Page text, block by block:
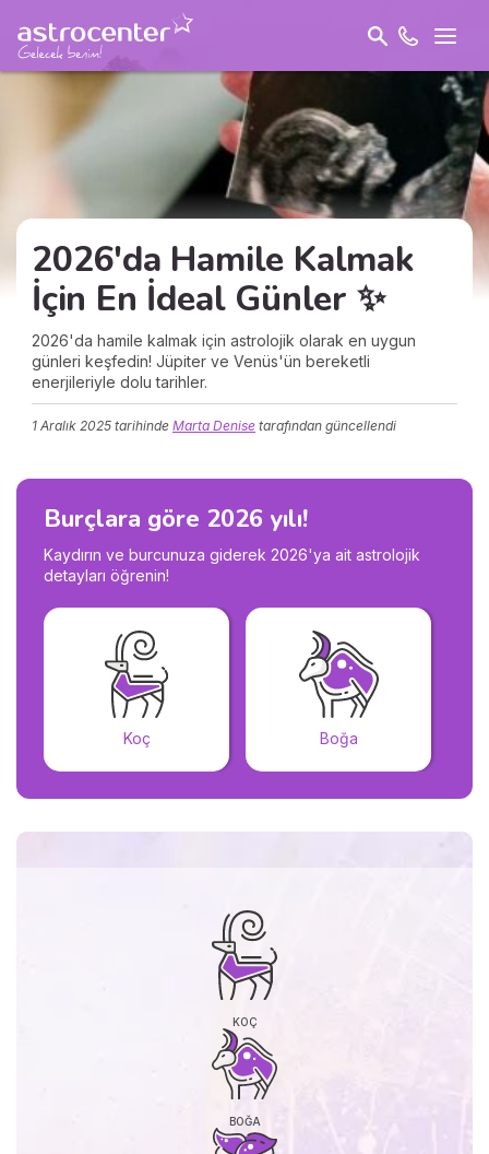
2026'da Hamile Kalmak
İçin En İdeal Günler ✨
2026'da hamile kalmak için astrolojik olarak en uygun
günleri keşfedin! Jüpiter ve Venüs'ün bereketli
enerjileriyle dolu tarihler.
1 Aralık 2025 tarihinde Marta Denise tarafından güncellendi
Burçlara göre 2026 yılı!
Kaydırın ve burcunuza giderek 2026'ya ait astrolojik
detayları öğrenin!
Koç Boğa
KOÇ
BOĞA